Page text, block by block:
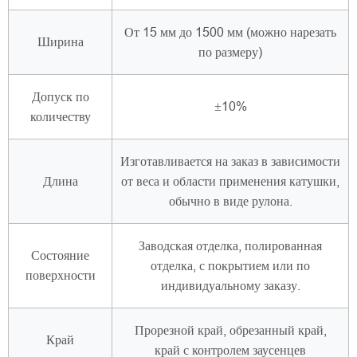
Ширина
От 15 мм до 1500 мм (можно нарезать
по размеру)
Допуск по
количеству
±10%
Длина
Изготавливается на заказ в зависимости
от веса и области применения катушки,
обычно в виде рулона.
Состояние
поверхности
Заводская отделка, полированная
отделка, с покрытием или по
индивидуальному заказу.
Край
Прорезной край, обрезанный край,
край с контролем заусенцев